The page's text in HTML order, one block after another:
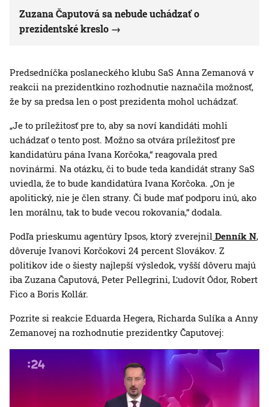
Zuzana Čaputová sa nebude uchádzať o
prezidentské kreslo
Predsedníčka poslaneckého klubu SaS Anna Zemanová v
reakcii na prezidentkino rozhodnutie naznačila možnosť,
že by sa predsa len o post prezidenta mohol uchádzať.
„Je to príležitosť pre to, aby sa noví kandidáti mohli
uchádzať o tento post. Možno sa otvára príležitosť pre
kandidatúru pána Ivana Korčoka,“ reagovala pred
novinármi. Na otázku, či to bude teda kandidát strany SaS
uviedla, že to bude kandidatúra Ivana Korčoka. „On je
apolitický, nie je člen strany. Či bude mať podporu inú, ako
len morálnu, tak to bude vecou rokovania,“ dodala.
Podľa prieskumu agentúry Ipsos, ktorý zverejnil Denník N,
dôveruje Ivanovi Korčokovi 24 percent Slovákov. Z
politikov ide o šiesty najlepší výsledok, vyšší dôveru majú
iba Zuzana Čaputová, Peter Pellegrini, Ľudovít Ódor, Robert
Fico a Boris Kollár.
Pozrite si reakcie Eduarda Hegera, Richarda Sulíka a Anny
Zemanovej na rozhodnutie prezidentky Čaputovej: